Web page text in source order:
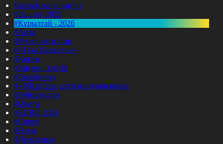
Барлық жаңалықтар
#Жолдау 2025
#Құрылтай - 2026
#Апта
#Ресми оқиғалар
#«Таза Қазақстан»
#Қоғам
#Заң мен тәртіп
#Экономика
#«100 кітап» ұлттық сауалнамасы
#Референдум
#Оқиға
#EURO 2024
#Спорт
#Әлем
#Денсаулық